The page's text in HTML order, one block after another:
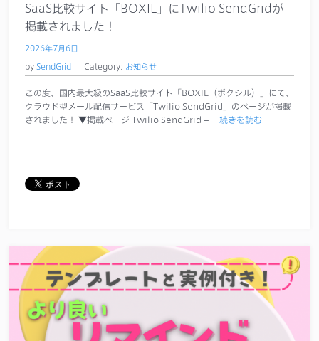
SaaS比較サイト「BOXIL」にTwilio SendGridが
掲載されました！
2026年7月6日
by SendGrid Category: お知らせ
この度、国内最大級のSaaS比較サイト「BOXIL（ボクシル）」にて、
クラウド型メール配信サービス「Twilio SendGrid」のページが掲載
されました！ ▼掲載ページ Twilio SendGrid – …続きを読む